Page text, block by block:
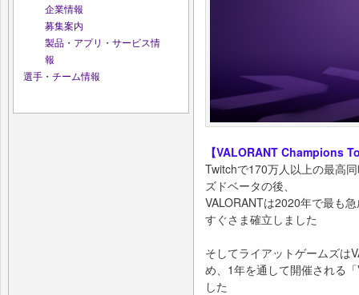
企業情報
募集案内
製品・アプリ・サービス情
報
選手・チーム情報
【VALORANT Champions
Twitchで170万人以上の最高
ズドベータの後、
VALORANTは2020年で最も
すぐさま確立しました
そしてライアットゲームズは
め、1年を通して開催される
した